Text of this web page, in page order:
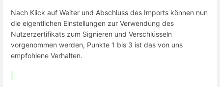
Nach Klick auf Weiter und Abschluss des Imports können nun
die eigentlichen Einstellungen zur Verwendung des
Nutzerzertifikats zum Signieren und Verschlüsseln
vorgenommen werden, Punkte 1 bis 3 ist das von uns
empfohlene Verhalten.